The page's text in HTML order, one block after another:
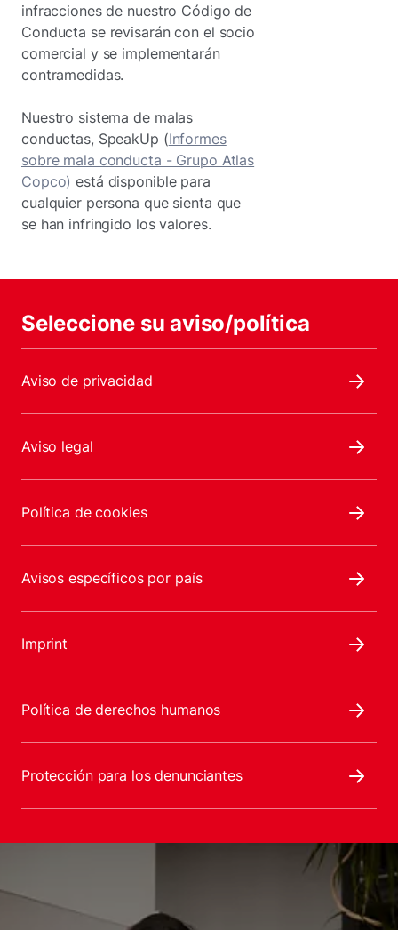
infracciones de nuestro Código de
Conducta se revisarán con el socio
comercial y se implementarán
contramedidas.
Nuestro sistema de malas
conductas, SpeakUp (Informes
sobre mala conducta - Grupo Atlas
Copco) está disponible para
cualquier persona que sienta que
se han infringido los valores.
Seleccione su aviso/política
Aviso de privacidad
Aviso legal
Política de cookies
Avisos específicos por país
Imprint
Política de derechos humanos
Protección para los denunciantes